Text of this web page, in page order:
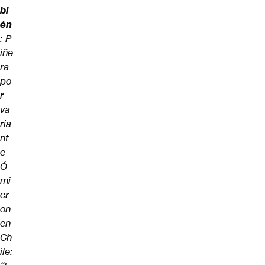
bi
én
: P
iñe
ra
po
r
va
ria
nt
e
Ó
mi
cr
on
en
Ch
ile: